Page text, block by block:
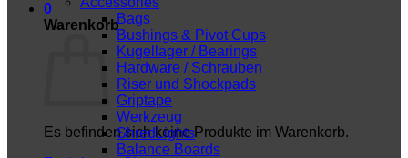
0
Warenkorb
Es befinden sich keine Produkte im Warenkorb.
Bags
Bushings & Pivot Cups
Kugellager / Bearings
Hardware / Schrauben
Riser und Shockpads
Griptape
Werkzeug
ShredLights
Balance Boards